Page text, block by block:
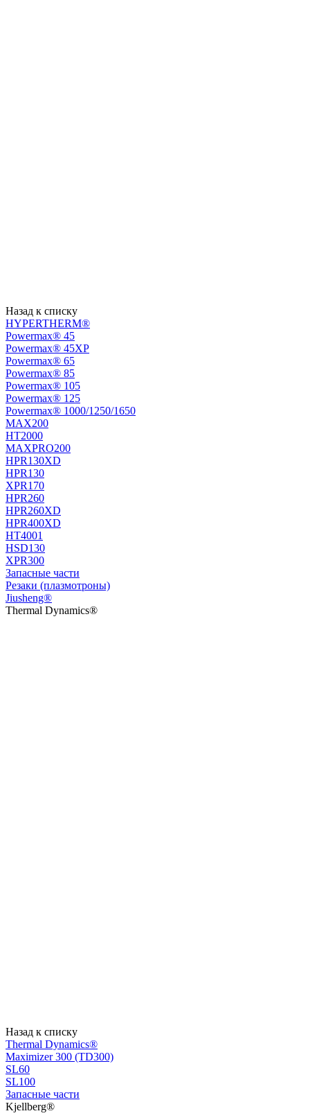
Назад к списку
HYPERTHERM®
Powermax® 45
Powermax® 45XP
Powermax® 65
Powermax® 85
Powermax® 105
Powermax® 125
Powermax® 1000/1250/1650
MAX200
HT2000
MAXPRO200
HPR130XD
HPR130
XPR170
HPR260
HPR260XD
HPR400XD
HT4001
HSD130
XPR300
Запасные части
Резаки (плазмотроны)
Jiusheng®
Thermal Dynamics®
Назад к списку
Thermal Dynamics®
Maximizer 300 (TD300)
SL60
SL100
Запасные части
Kjellberg®